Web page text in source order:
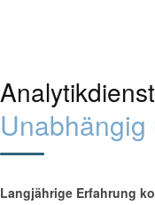
Langjährige Erfahrung